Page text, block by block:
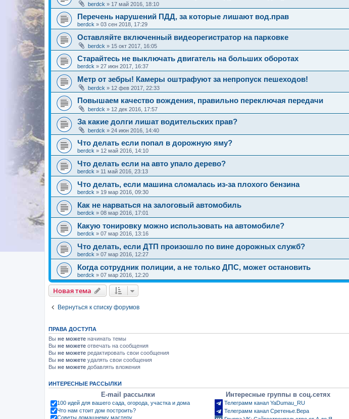
berdck » 17 май 2016, 18:10
Перечень нарушений ПДД, за которые лишают вод.прав
berdck » 03 сен 2018, 17:29
Оставляйте включенный видеорегистратор на парковке
berdck » 15 окт 2017, 16:05
Старайтесь не выключать двигатель на больших оборотах
berdck » 27 июн 2017, 16:37
Метр от зебры! Камеры оштрафуют за непропуск пешеходов!
berdck » 12 фев 2017, 22:33
Повышаем качество вождения, правильно переключая передачи
berdck » 12 дек 2016, 17:57
За какие долги лишат водительских прав?
berdck » 24 июн 2016, 14:40
Что делать если попал в дорожную яму?
berdck » 12 май 2016, 14:10
Что делать если на авто упало дерево?
berdck » 11 май 2016, 23:13
Что делать, если машина сломалась из-за плохого бензина
berdck » 19 мар 2016, 09:30
Как не нарваться на залоговый автомобиль
berdck » 08 мар 2016, 17:01
Какую тонировку можно использовать на автомобиле?
berdck » 07 мар 2016, 13:16
Что делать, если ДТП произошло по вине дорожных служб?
berdck » 07 мар 2016, 12:27
Когда сотрудник полиции, а не только ДПС, может остановить
berdck » 07 мар 2016, 12:20
Новая тема
Вернуться к списку форумов
ПРАВА ДОСТУПА
Вы не можете начинать темы
Вы не можете отвечать на сообщения
Вы не можете редактировать свои сообщения
Вы не можете удалять свои сообщения
Вы не можете добавлять вложения
ИНТЕРЕСНЫЕ РАССЫЛКИ
E-mail рассылки
100 идей для вашего сада, огорода, участка и дома
Что нам стоит дом построить?
Советы домашнему мастеру
Интересные группы в соц.сетях
Телеграмм канал YaDumau_RU
Телеграмм канал Сретенье.Вера